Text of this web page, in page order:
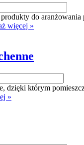
do aranżowania
więcej »
dzięki którym
»